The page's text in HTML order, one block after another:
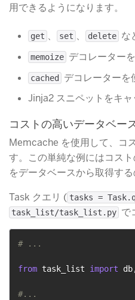
用できるようになります。
get ​、 set ​、 delete
memoize デコレーター
cached
デコレーター
Jinja2 スニペットをキャ
コストの高いデータベー
Memcache を使用して、コ
す。この単純な例にはコス
をデータベースから取得す
Task クエリ ( tasks =
task_list/task_list.py
# ...
from task_list import db
#...